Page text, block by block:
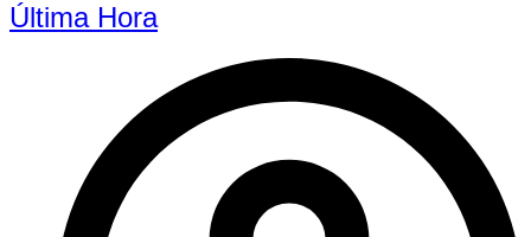
Última Hora